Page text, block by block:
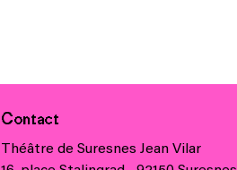
Contact
Théâtre de Suresnes Jean Vilar